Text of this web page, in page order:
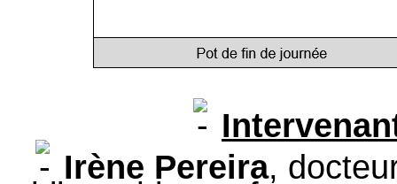
Irène Pereira,